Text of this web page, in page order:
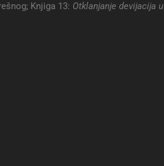
Knjiga 13: Otklanjanje devijacija